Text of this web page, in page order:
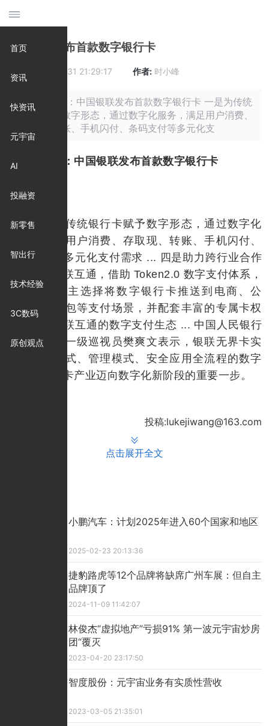
首页
资讯
快资讯
元宇宙
AI
投融资
新零售
智出行
技术经验
3C数码
原创观点
中国银联发布首款数字银行卡
时间: 2020-08-31 21:29:17 作者: 时小峰
摘要: 原标题：中国银联发布首款数字银行卡 一是为传统
银行卡赋予数字形态，通过数字化服务，满足用户消费、
存取现、转账、手机闪付、条码支付等多元化支
原标题：中国银联发布首款数字银行卡
一是为传统银行卡赋予数字形态，通过数字化
服务，满足用户消费、存取现、转账、手机闪付、
条码支付等多元化支付需求 ... 四是助力跨行业合作
和场景的互联互通，借助 Token2.0 数字支付体系，
用户可以自主选择将数字银行卡推送到电商、公
交、手机钱包等支付场景，并配套丰富的专属卡权
益，构建互联互通的数字支付生态 ... 中国人民银行
支付结算司一级巡视员樊爽文表示，银联无界卡实
现了发卡模式、管理模式、安全应用全流程的数字
化，是银行卡产业迈向数字化新阶段的重要一步。
投稿:lukejiwang@163.com
点击展开全文
小鹏汽车：计划2025年进入60个国家和地区
2025-02-23 20:13:36
捷豹路虎等12个品牌将缺席广州车展：但自主
品牌顶了
2024-11-09 11:42:07
林俊杰“虚拟地产”亏损91% 第一波元宇宙炒房
团“覆灭
2023-04-20 23:17:50
智度股份：元宇宙业务有实质性营收
2023-03-05 21:35:01